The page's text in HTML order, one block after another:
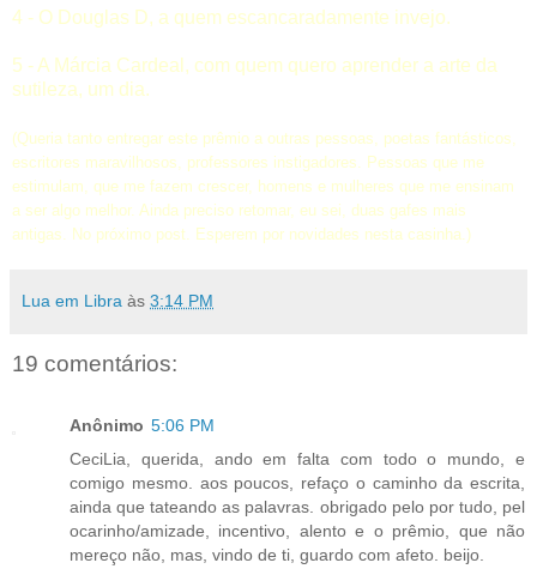
4 - O Douglas D, a quem escancaradamente invejo.
5 - A Márcia Cardeal , com quem quero aprender a arte da
sutileza, um dia.
(Queria tanto entregar este prêmio a outras pessoas, poetas fantásticos,
escritores maravilhosos, professores instigadores. Pessoas que me
estimulam, que me fazem crescer, homens e mulheres que me ensinam
a ser algo melhor. Ainda preciso retomar, eu sei, duas gafes mais
antigas. No próximo post. Esperem por novidades nesta casinha.)
Lua em Libra às 3:14 PM
19 comentários:
Anônimo 5:06 PM
CeciLia, querida, ando em falta com todo o mundo, e
comigo mesmo. aos poucos, refaço o caminho da escrita,
ainda que tateando as palavras. obrigado pelo por tudo, pel
ocarinho/amizade, incentivo, alento e o prêmio, que não
mereço não, mas, vindo de ti, guardo com afeto. beijo.